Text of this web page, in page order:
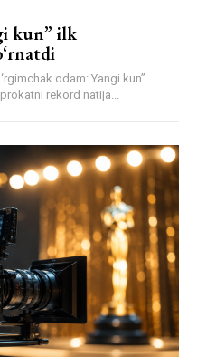
kun” ilk
odam: Yangi kun”
rekord natija...